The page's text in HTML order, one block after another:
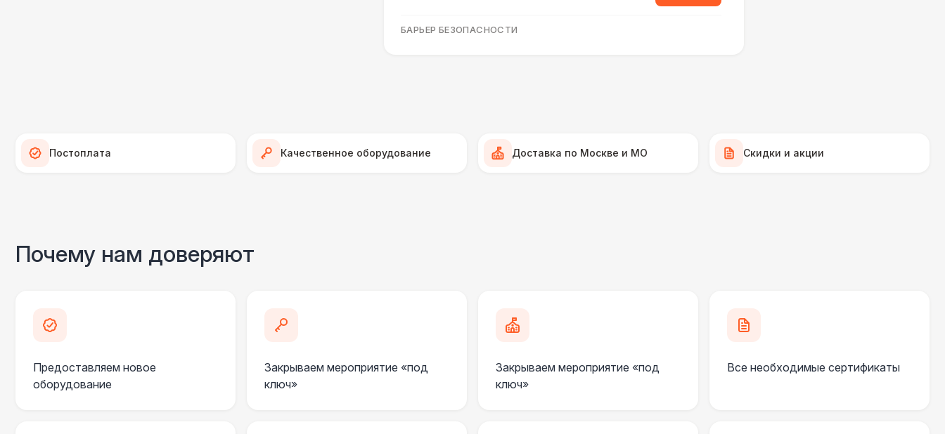
БАРЬЕР БЕЗОПАСНОСТИ
Стилизованный (2 х 1 х 0,6)
Постоплата Качественное оборудование Доставка по Москве и МО Скидки и акции
Почему нам доверяют
Предоставляем новое
оборудование
Закрываем мероприятие «под
ключ»
Закрываем мероприятие «под
ключ»
Все необходимые сертификаты